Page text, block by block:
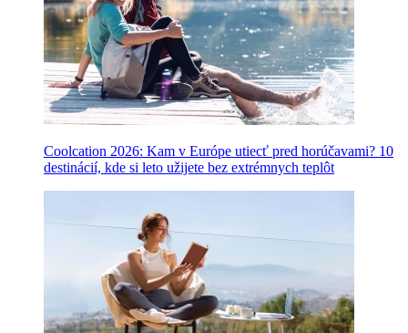
Coolcation 2026: Kam v Európe utiecť pred horúčavami? 10
destinácií, kde si leto užijete bez extrémnych teplôt